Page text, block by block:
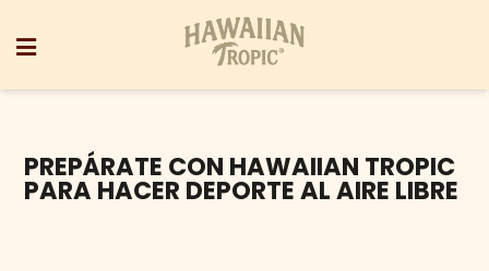
PREPÁRATE CON HAWAIIAN TROPIC
PARA HACER DEPORTE AL AIRE LIBRE